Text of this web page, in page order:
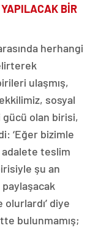
BİR
herhangi
ulaşmış,
sosyal
gücü olan birisi,
‘Eğer bizimle
teslim
şu an
paylaşacak
diye
bulunmamış;